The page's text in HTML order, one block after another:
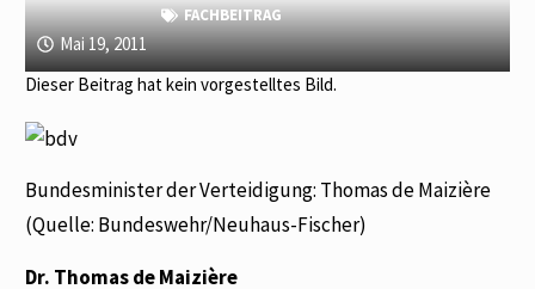
FACHBEITRAG
Mai 19, 2011
Dieser Beitrag hat kein vorgestelltes Bild.
Bundesminister der Verteidigung: Thomas de Maizière
(Quelle: Bundeswehr/Neuhaus-Fischer)
Dr. Thomas de Maizière